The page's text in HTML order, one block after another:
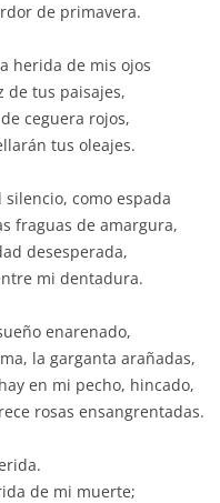
de primavera.
herida de mis ojos
de tus paisajes,
ceguera rojos,
tus oleajes.
como espada
fraguas de amargura,
desesperada,
mi dentadura.
enarenado,
la garganta arañadas,
en mi pecho, hincado,
rosas ensangrentadas.
de mi muerte;